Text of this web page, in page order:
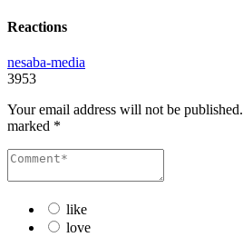
Reactions
nesaba-media
3953
Your email address will not be published.
marked *
like
love